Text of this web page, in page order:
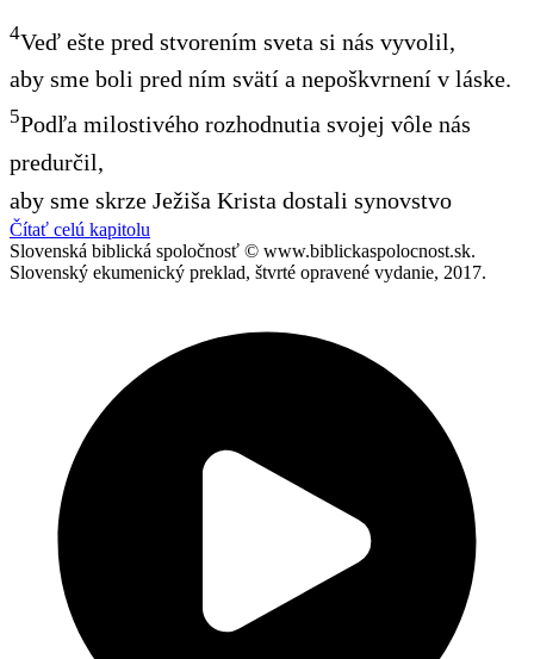
4Veď ešte pred stvorením sveta si nás vyvolil,
aby sme boli pred ním svätí a nepoškvrnení v láske.
5Podľa milostivého rozhodnutia svojej vôle nás
predurčil,
aby sme skrze Ježiša Krista dostali synovstvo
Čítať celú kapitolu
Slovenská biblická spoločnosť © www.biblickaspolocnost.sk.
Slovenský ekumenický preklad, štvrté opravené vydanie, 2017.